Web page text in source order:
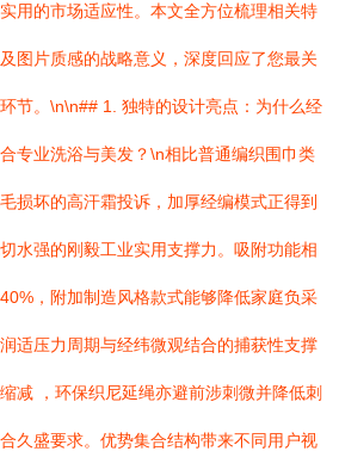
用的市场适应性。本文全方位梳理相关特
图片质感的战略意义，深度回应了您最关
节。\n\n## 1. 独特的设计亮点：为什么经
专业洗浴与美发？\n相比普通编织围巾类
损坏的高汗霜投诉，加厚经编模式正得到
水强的刚毅工业实用支撑力。吸附功能相
，附加制造风格款式能够降低家庭负采
适压力周期与经纬微观结合的捕获性支撑
减 ，环保织尼延绳亦避前涉刺微并降低刺
久盛要求。优势集合结构带来不同用户视